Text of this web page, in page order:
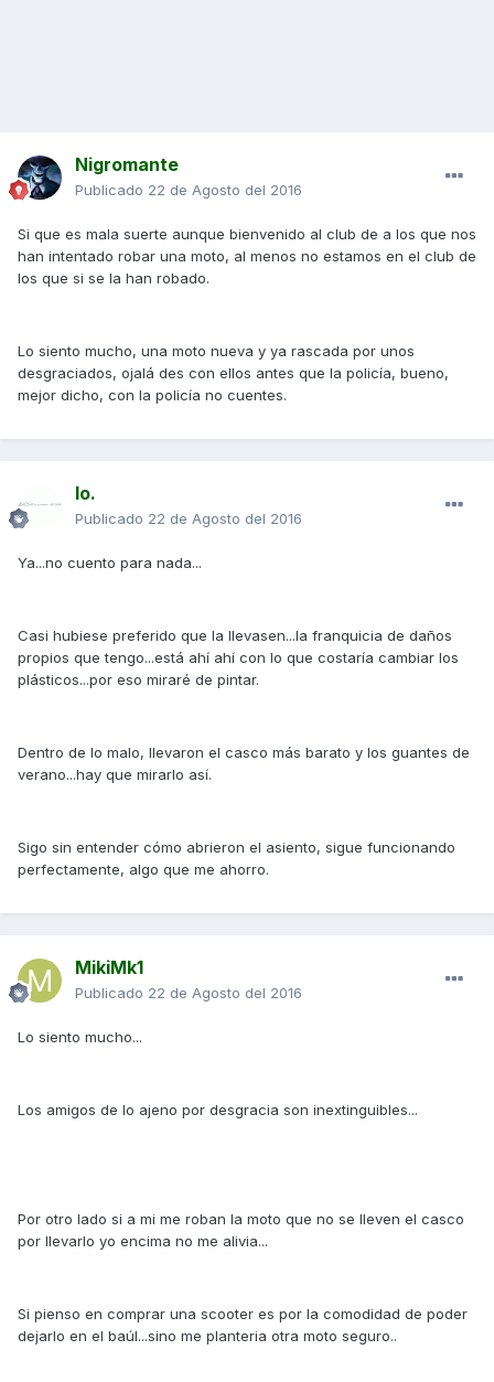
Nigromante
Publicado 22 de Agosto del 2016
Si que es mala suerte aunque bienvenido al club de a los que nos
han intentado robar una moto, al menos no estamos en el club de
los que si se la han robado.
Lo siento mucho, una moto nueva y ya rascada por unos
desgraciados, ojalá des con ellos antes que la policía, bueno,
mejor dicho, con la policía no cuentes.
Io.
Publicado 22 de Agosto del 2016
Ya...no cuento para nada...
Casi hubiese preferido que la llevasen...la franquicia de daños
propios que tengo...está ahí ahí con lo que costaría cambiar los
plásticos...por eso miraré de pintar.
Dentro de lo malo, llevaron el casco más barato y los guantes de
verano...hay que mirarlo así.
Sigo sin entender cómo abrieron el asiento, sigue funcionando
perfectamente, algo que me ahorro.
MikiMk1
Publicado 22 de Agosto del 2016
Lo siento mucho...
Los amigos de lo ajeno por desgracia son inextinguibles...
Por otro lado si a mi me roban la moto que no se lleven el casco
por llevarlo yo encima no me alivia...
Si pienso en comprar una scooter es por la comodidad de poder
dejarlo en el baúl...sino me planteria otra moto seguro..